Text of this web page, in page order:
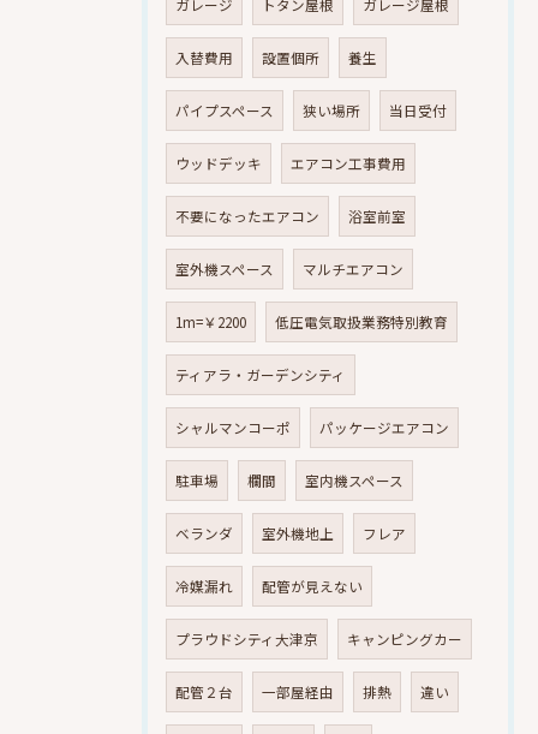
ガレージ トタン屋根 ガレージ屋根
入替費用 設置個所 養生
パイプスペース 狭い場所 当日受付
ウッドデッキ エアコン工事費用
不要になったエアコン 浴室前室
室外機スペース マルチエアコン
1m=￥2200 低圧電気取扱業務特別教育
ティアラ・ガーデンシティ
シャルマンコーポ パッケージエアコン
駐車場 欄間 室内機スペース
ベランダ 室外機地上 フレア
冷媒漏れ 配管が見えない
プラウドシティ大津京 キャンピングカー
配管２台 一部屋経由 排熱 違い